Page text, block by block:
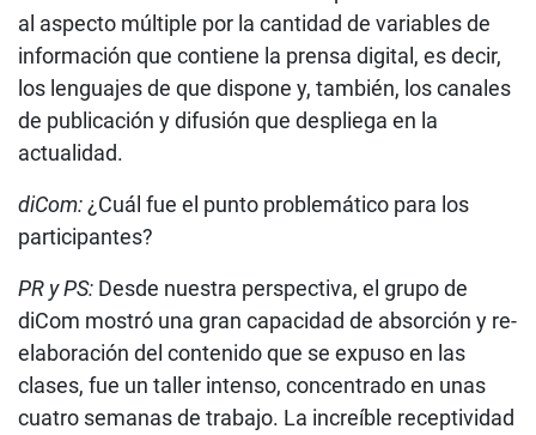
al aspecto múltiple por la cantidad de variables de
información que contiene la prensa digital, es decir,
los lenguajes de que dispone y, también, los canales
de publicación y difusión que despliega en la
actualidad.
diCom:¿Cuál fue el punto problemático para los
participantes?
PR y PS: Desde nuestra perspectiva, el grupo de
diCom mostró una gran capacidad de absorción y re-
elaboración del contenido que se expuso en las
clases, fue un taller intenso, concentrado en unas
cuatro semanas de trabajo. La increíble receptividad